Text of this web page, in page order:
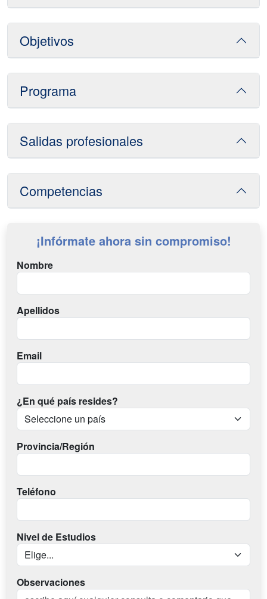
Objetivos
Programa
Salidas profesionales
Competencias
¡Infórmate ahora sin compromiso!
Nombre
Apellidos
Email
¿En qué país resides?
Provincia/Región
Teléfono
Nivel de Estudios
Observaciones